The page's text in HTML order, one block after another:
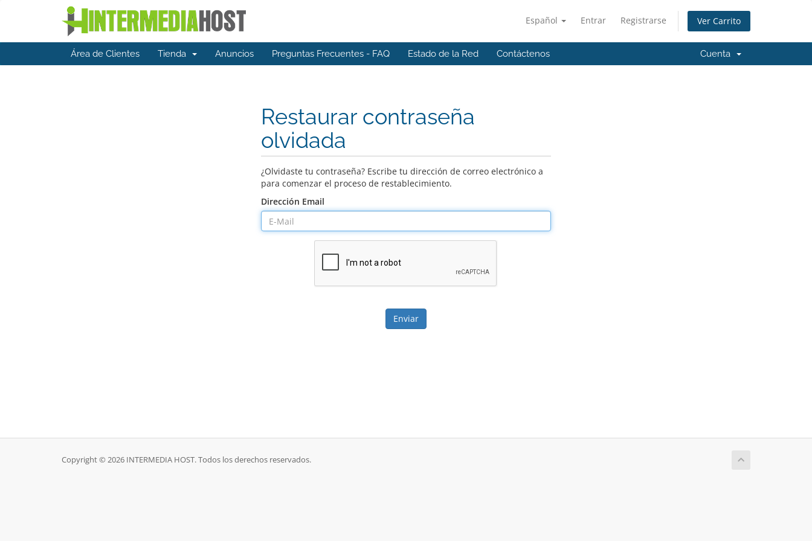
Español Entrar Registrarse Ver Carrito
Área de Clientes Tienda Anuncios Preguntas Frecuentes - FAQ Estado de la Red Contáctenos Cuenta
Restaurar contraseña
olvidada
¿Olvidaste tu contraseña? Escribe tu dirección de correo electrónico a
para comenzar el proceso de restablecimiento.
Dirección Email
Enviar
Copyright © 2026 INTERMEDIA HOST. Todos los derechos reservados.